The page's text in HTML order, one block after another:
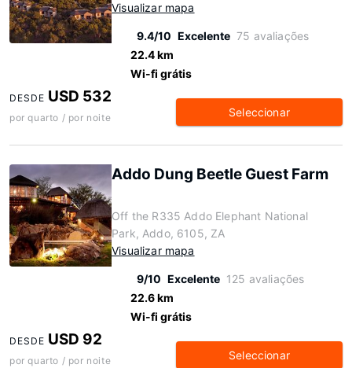
Visualizar mapa
9.4/10 Excelente 75 avaliações
22.4 km
Wi-fi grátis
DESDE USD 532
por quarto / por noite Seleccionar
Addo Dung Beetle Guest Farm
Off the R335 Addo Elephant National
Park, Addo, 6105, ZA
Visualizar mapa
9/10 Excelente 125 avaliações
22.6 km
Wi-fi grátis
DESDE USD 92
por quarto / por noite Seleccionar